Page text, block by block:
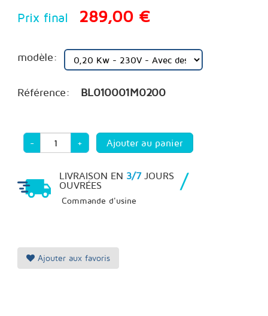
Prix final 289,00 €
modèle:
Référence: BL010001M0200
- +
LIVRAISON EN 3/7JOURS
OUVRÉES
/
Commande d'usine
Ajouter aux favoris